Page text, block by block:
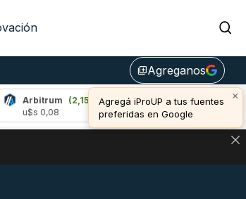
library_addAgreganos
×
Agregá iProUP a tus fuentes
preferidas en Google
(2,15%)
Bitcoin (0,23%)
u$s 65.083,00
BITCOIN, DÓLAR CRIPTO Y EXCHANGES